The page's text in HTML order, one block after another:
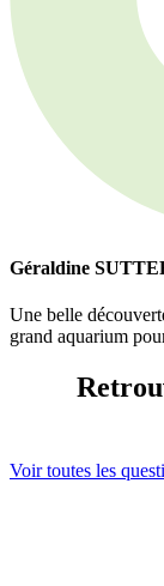
Géraldine
Une belle
grand aquarium
Voir toutes les